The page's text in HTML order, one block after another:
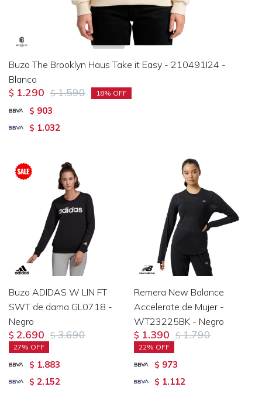
Buzo The Brooklyn Haus Take it Easy - 210491I24 -
Blanco
$ 1.290 $ 1.590 18
$ 903
$ 1.032
Buzo ADIDAS W LIN FT
SWT de dama GL0718 -
Negro
$ 2.690 $ 3.690
27
$ 1.883
$ 2.152
Remera New Balance
Accelerate de Mujer -
WT23225BK - Negro
$ 1.390 $ 1.790
22
$ 973
$ 1.112